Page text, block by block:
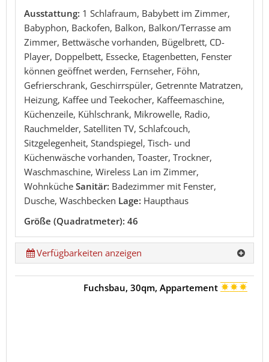
Ausstattung: 1 Schlafraum, Babybett im Zimmer,
Babyphon, Backofen, Balkon, Balkon/Terrasse am
Zimmer, Bettwäsche vorhanden, Bügelbrett, CD-
Player, Doppelbett, Essecke, Etagenbetten, Fenster
können geöffnet werden, Fernseher, Föhn,
Gefrierschrank, Geschirrspüler, Getrennte Matratzen,
Heizung, Kaffee und Teekocher, Kaffeemaschine,
Küchenzeile, Kühlschrank, Mikrowelle, Radio,
Rauchmelder, Satelliten TV, Schlafcouch,
Sitzgelegenheit, Standspiegel, Tisch- und
Küchenwäsche vorhanden, Toaster, Trockner,
Waschmaschine, Wireless Lan im Zimmer,
Wohnküche Sanitär: Badezimmer mit Fenster,
Dusche, Waschbecken Lage: Haupthaus
Größe (Quadratmeter): 46
Verfügbarkeiten anzeigen
Fuchsbau, 30qm, Appartement